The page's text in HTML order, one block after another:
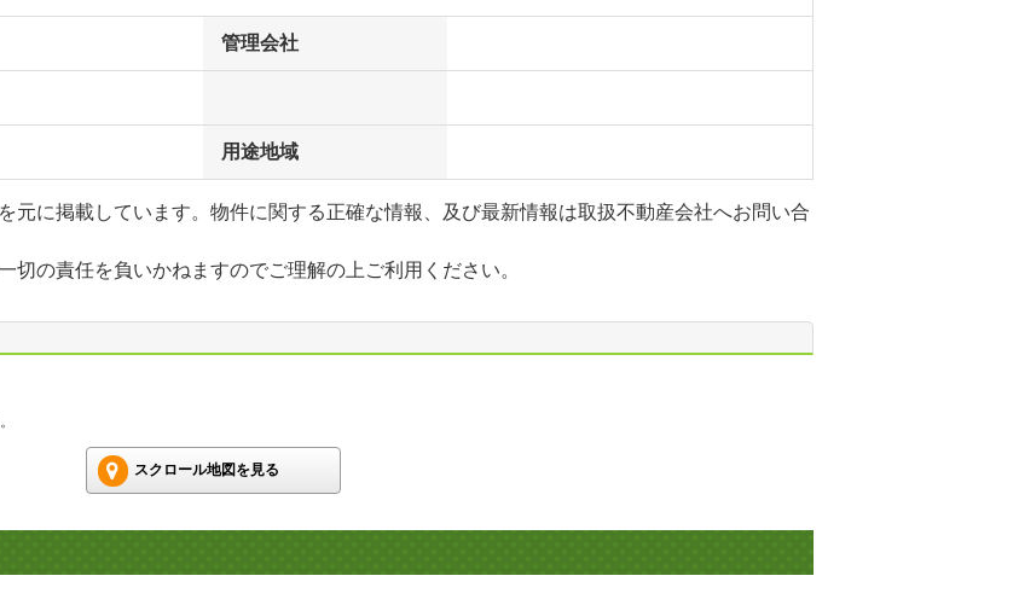
管理会社
用途地域
元に掲載しています。物件に関する正確な情報、及び最新情報は取扱不動産会社へお問い合
の責任を負いかねますのでご理解の上ご利用ください。
スクロール地図を見る